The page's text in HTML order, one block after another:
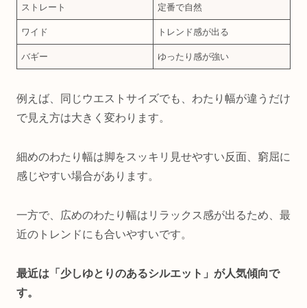
ストレート 定番で自然
ワイド トレンド感が出る
バギー ゆったり感が強い
例えば、同じウエストサイズでも、わたり幅が違うだけ
で見え方は大きく変わります。
細めのわたり幅は脚をスッキリ見せやすい反面、窮屈に
感じやすい場合があります。
一方で、広めのわたり幅はリラックス感が出るため、最
近のトレンドにも合いやすいです。
最近は「少しゆとりのあるシルエット」が人気傾向で
す。